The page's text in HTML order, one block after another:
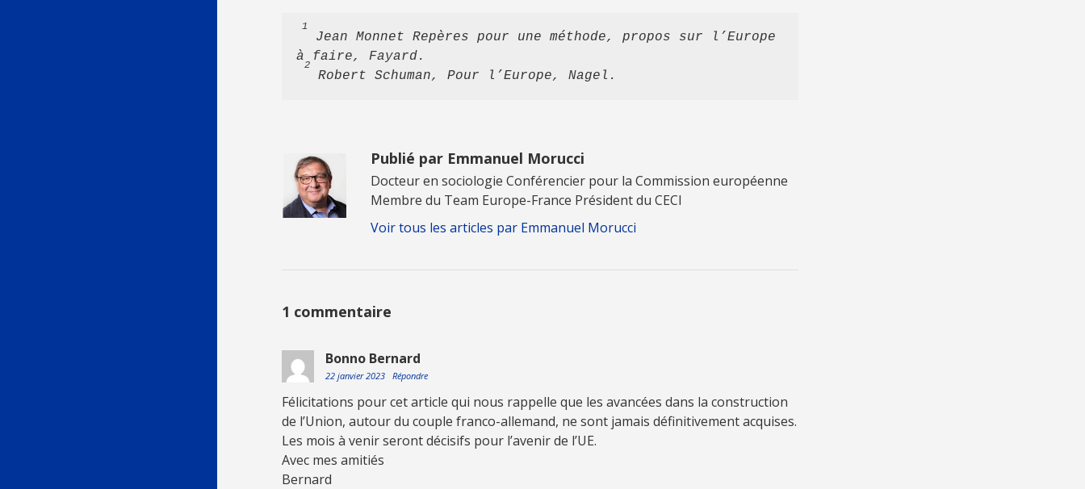
1
Jean Monnet Repères pour une méthode, propos sur l’Europe
à faire, Fayard.
2
Robert Schuman, Pour l’Europe, Nagel.
Publié par Emmanuel Morucci
Docteur en sociologie Conférencier pour la Commission européenne
Membre du Team Europe-France Président du CECI
Voir tous les articles par Emmanuel Morucci
1 commentaire
Bonno Bernard
22 janvier 2023 Répondre
Félicitations pour cet article qui nous rappelle que les avancées dans la construction
de l’Union, autour du couple franco-allemand, ne sont jamais définitivement acquises.
Les mois à venir seront décisifs pour l’avenir de l’UE.
Avec mes amitiés
Bernard